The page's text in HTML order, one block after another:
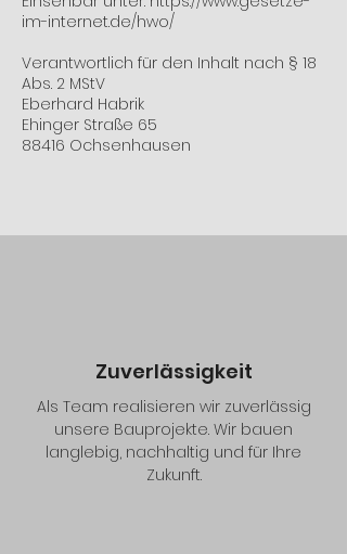
im-internet.de/hwo/
Verantwortlich für den Inhalt nach § 18
Abs. 2 MStV
Eberhard Habrik
Ehinger Straße 65
88416 Ochsenhausen
Zuverlässigkeit
Als Team realisieren wir zuverlässig
unsere Bauprojekte. Wir bauen
langlebig, nachhaltig und für Ihre
Zukunft.